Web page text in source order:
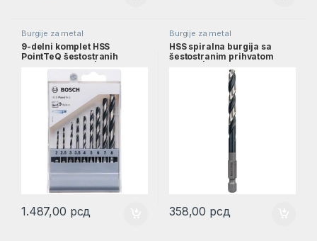
Burgije za metal
9-delni komplet HSS
PointTeQ šestostranih
2607002826
1.487,00 рсд
Burgije za metal
HSS spiralna burgija sa
šestostranim prihvatom
6,0mm | 2608577058
358,00 рсд